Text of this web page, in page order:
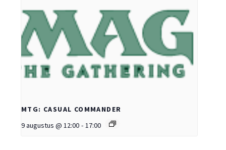
MTG: CASUAL COMMANDER
9 augustus @ 12:00 - 17:00